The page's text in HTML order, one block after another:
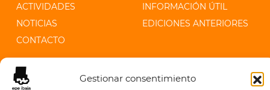
Gestionar consentimiento
ACTIVIDADES
NOTICIAS
CONTACTO
INFORMACIÓN ÚTIL
EDICIONES ANTERIORES
CONTACTO